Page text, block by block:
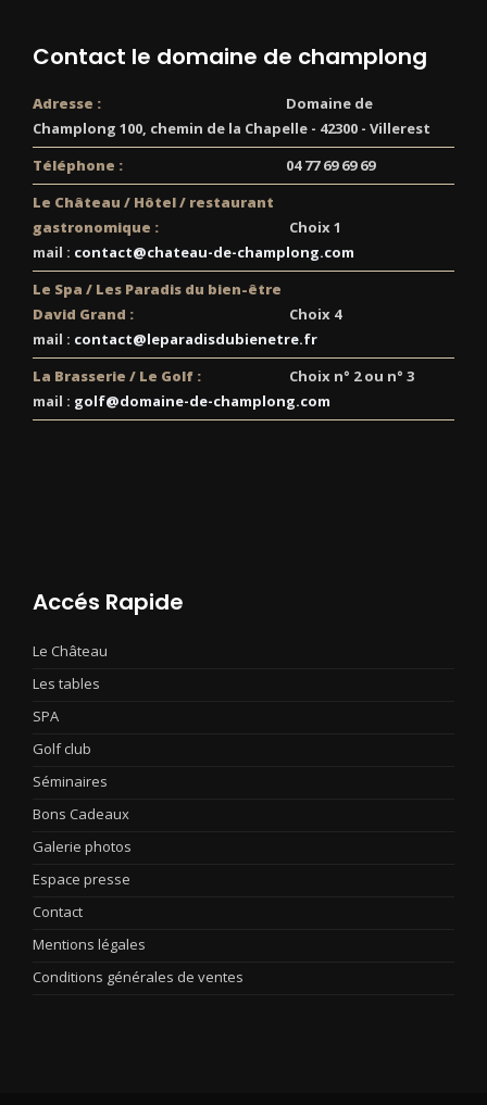
Contact le domaine de champlong
Adresse :
Domaine de
Champlong 100, chemin de la Chapelle - 42300 - Villerest
Téléphone :
04 77 69 69 69
Le Château / Hôtel / restaurant
gastronomique :
Choix 1
mail : contact@chateau-de-champlong.com
Le Spa / Les Paradis du bien-être
David Grand :
Choix 4
mail : contact@leparadisdubienetre.fr
La Brasserie / Le Golf :
Choix n° 2 ou n° 3
mail : golf@domaine-de-champlong.com
Accés Rapide
Le Château
Les tables
SPA
Golf club
Séminaires
Bons Cadeaux
Galerie photos
Espace presse
Contact
Mentions légales
Conditions générales de ventes